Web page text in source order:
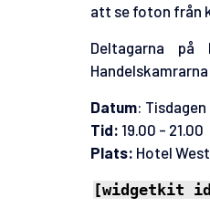
att se foton från
Deltagarna på
Datum: Tisdagen
Tid: 19.00 - 21.00
Plats: Hotel
[widgetkit